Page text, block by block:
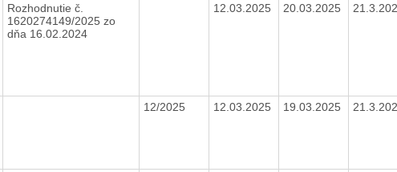
Rozhodnutie č.
1620274149/2025 zo
dňa 16.02.2024
12.03.2025 20.03.2025
12/2025 12.03.2025 19.03.2025